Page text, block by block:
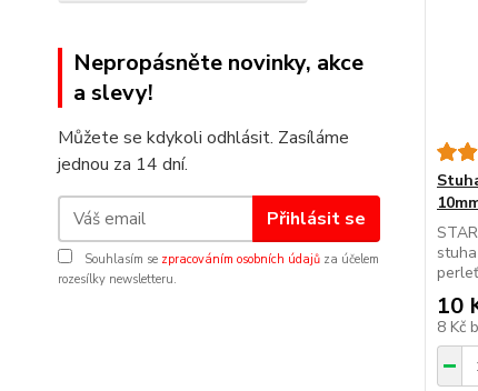
Nepropásněte novinky, akce
a slevy!
Můžete se kdykoli odhlásit. Zasíláme
jednou za 14 dní.
Přihlásit se
Souhlasím se zpracováním osobních údajů za účelem
rozesílky newsletteru.
10
8 Kč